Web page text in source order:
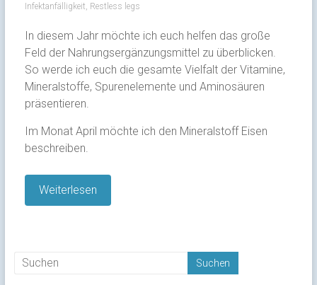
Infektanfälligkeit Restless legs
In diesem Jahr möchte ich euch helfen das große
Feld der Nahrungsergänzungsmittel zu überblicken.
So werde ich euch die gesamte Vielfalt der Vitamine,
Mineralstoffe, Spurenelemente und Aminosäuren
präsentieren.
Im Monat April möchte ich den Mineralstoff Eisen
beschreiben.
Weiterlesen